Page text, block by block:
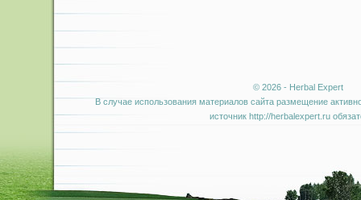
© 2026 - Herbal Expert
В случае использования материалов сайта размещение
источник http://herbalexpert.ru